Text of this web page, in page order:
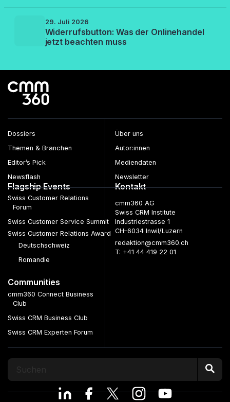
29. Juli 2026
Widerrufsbutton: Was der Onlinehandel
jetzt beachten muss
Dossiers
Themen & Branchen
Editor’s Pick
Newsflash
Über uns
Autor:innen
Mediendaten
Newsletter
Flagship Events
Swiss Customer Relations
Forum
Swiss Customer Service Summit
Swiss Customer Relations Award
Deutschschweiz
Romandie
Communities
cmm360 Connect Business
Club
Swiss CRM Business Club
Swiss CRM Experten Forum
Kontakt
cmm360 AG
Swiss CRM Institute
Industriestrasse 1
CH–6034 Inwil/Luzern
redaktion@cmm360.ch
T: +41 44 419 22 01